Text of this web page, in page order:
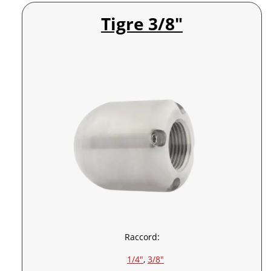
Tigre 3/8″
Raccord:
1/4″, 3/8″